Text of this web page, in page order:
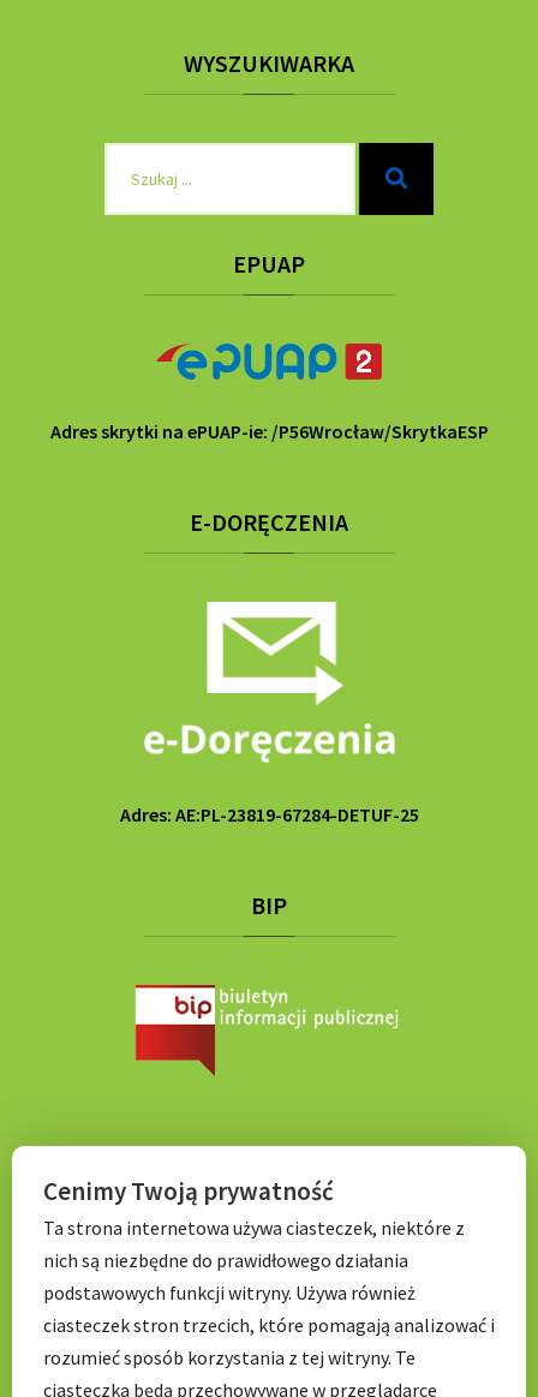
WYSZUKIWARKA
EPUAP
Adres skrytki na ePUAP-ie: /P56Wrocław/SkrytkaESP
E-DORĘCZENIA
Adres: AE:PL-23819-67284-DETUF-25
BIP
Tel. 71 798 67 99
E-mail:sekretariat.p056@wroclawskaedukacja.pl
Godziny otwarcia:
7:00 – 17: 00
Cenimy Twoją prywatność
Ta strona internetowa używa ciasteczek, niektóre z
nich są niezbędne do prawidłowego działania
podstawowych funkcji witryny. Używa również
ciasteczek stron trzecich, które pomagają analizować i
rozumieć sposób korzystania z tej witryny. Te
ciasteczka będą przechowywane w przeglądarce